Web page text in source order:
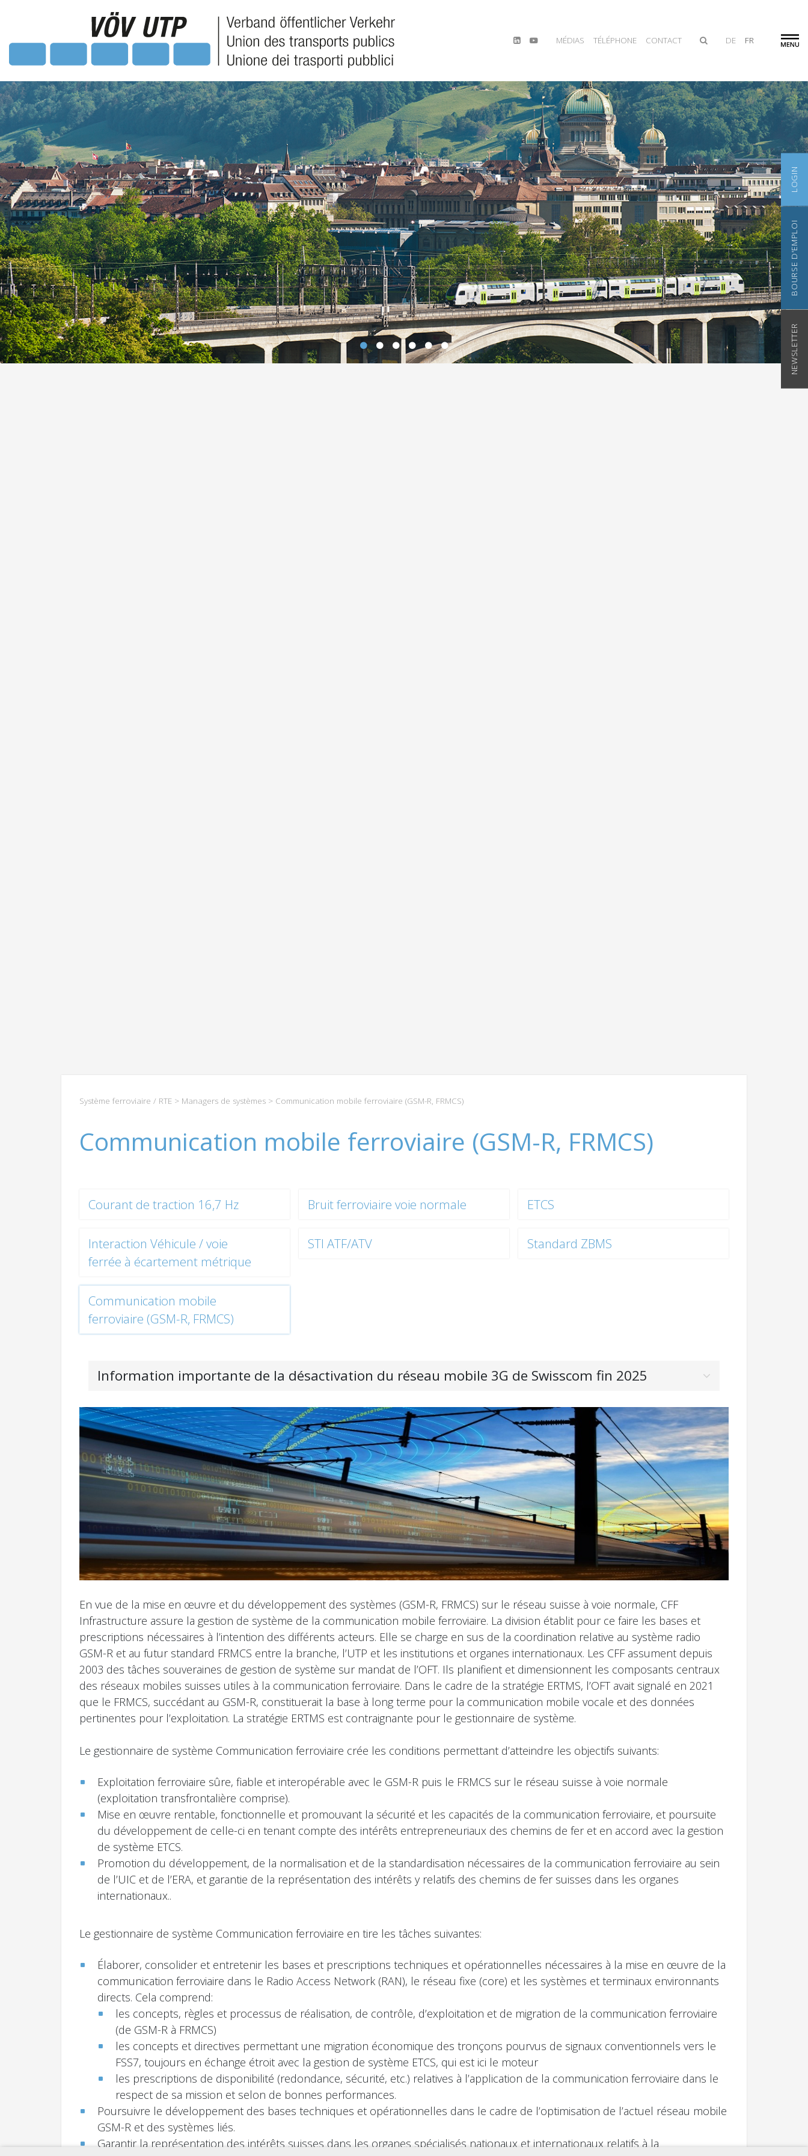
MÉDIAS TÉLÉPHONE CONTACT DE FR
LOGIN
BOURSE D'EMPLOI
NEWSLETTER
Système ferroviaire / RTE > Managers de systèmes > Communication mobile ferroviaire (GSM-R, FRMCS)
Communication mobile ferroviaire (GSM-R, FRMCS)
Courant de traction 16,7 Hz Bruit ferroviaire voie normale ETCS
Interaction Véhicule / voie
ferrée à écartement métrique
STI ATF/ATV Standard ZBMS
Communication mobile
ferroviaire (GSM-R, FRMCS)
Information importante de la désactivation du réseau mobile 3G de Swisscom fin 2025
En vue de la mise en œuvre et du développement des systèmes (GSM-R, FRMCS) sur le réseau suisse à voie normale, CFF
Infrastructure assure la gestion de système de la communication mobile ferroviaire. La division établit pour ce faire les bases et
prescriptions nécessaires à l’intention des différents acteurs. Elle se charge en sus de la coordination relative au système radio
GSM-R et au futur standard FRMCS entre la branche, l’UTP et les institutions et organes internationaux. Les CFF assument depuis
2003 des tâches souveraines de gestion de système sur mandat de l’OFT. Ils planifient et dimensionnent les composants centraux
des réseaux mobiles suisses utiles à la communication ferroviaire. Dans le cadre de la stratégie ERTMS, l’OFT avait signalé en 2021
que le FRMCS, succédant au GSM-R, constituerait la base à long terme pour la communication mobile vocale et des données
pertinentes pour l’exploitation. La stratégie ERTMS est contraignante pour le gestionnaire de système.
Le gestionnaire de système Communication ferroviaire crée les conditions permettant d’atteindre les objectifs suivants:
Exploitation ferroviaire sûre, fiable et interopérable avec le GSM-R puis le FRMCS sur le réseau suisse à voie normale
(exploitation transfrontalière comprise).
Mise en œuvre rentable, fonctionnelle et promouvant la sécurité et les capacités de la communication ferroviaire, et poursuite
du développement de celle-ci en tenant compte des intérêts entrepreneuriaux des chemins de fer et en accord avec la gestion
de système ETCS.
Promotion du développement, de la normalisation et de la standardisation nécessaires de la communication ferroviaire au sein
de l’UIC et de l’ERA, et garantie de la représentation des intérêts y relatifs des chemins de fer suisses dans les organes
internationaux..
Le gestionnaire de système Communication ferroviaire en tire les tâches suivantes:
Élaborer, consolider et entretenir les bases et prescriptions techniques et opérationnelles nécessaires à la mise en œuvre de la
communication ferroviaire dans le Radio Access Network (RAN), le réseau fixe (core) et les systèmes et terminaux environnants
directs. Cela comprend:
les concepts, règles et processus de réalisation, de contrôle, d’exploitation et de migration de la communication ferroviaire
(de GSM-R à FRMCS)
les concepts et directives permettant une migration économique des tronçons pourvus de signaux conventionnels vers le
FSS7, toujours en échange étroit avec la gestion de système ETCS, qui est ici le moteur
les prescriptions de disponibilité (redondance, sécurité, etc.) relatives à l’application de la communication ferroviaire dans le
respect de sa mission et selon de bonnes performances.
Poursuivre le développement des bases techniques et opérationnelles dans le cadre de l’optimisation de l’actuel réseau mobile
GSM-R et des systèmes liés.
Garantir la représentation des intérêts suisses dans les organes spécialisés nationaux et internationaux relatifs à la